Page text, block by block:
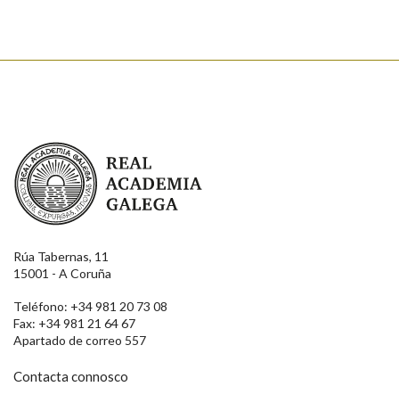
Real Academia Galega
Rúa Tabernas, 11
15001 - A Coruña
Teléfono: +34 981 20 73 08
Fax: +34 981 21 64 67
Apartado de correo 557
Contacta connosco